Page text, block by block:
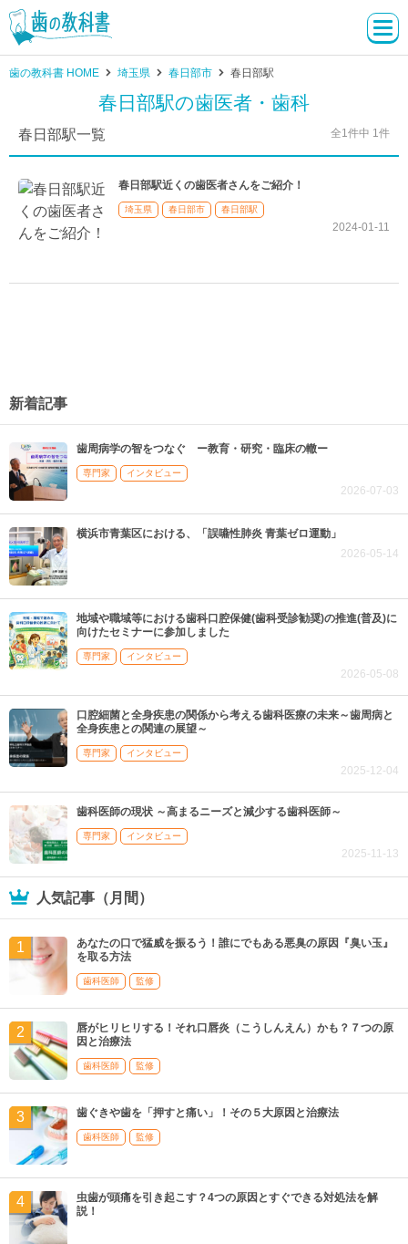
歯の教科書 HOME 埼玉県 春日部市 春日部駅
春日部駅の歯医者・歯科
春日部駅一覧 全1件中 1件
春日部駅近くの歯医者さんをご紹介！
埼玉県 春日部市 春日部駅
2024-01-11
新着記事
歯周病学の智をつなぐ ー教育・研究・臨床の轍ー
専門家 インタビュー
2026-07-03
横浜市青葉区における、「誤嚥性肺炎 青葉ゼロ運動」
2026-05-14
地域や職域等における歯科口腔保健(歯科受診勧奨)の推進(普及)に
向けたセミナーに参加しました
専門家 インタビュー
2026-05-08
口腔細菌と全身疾患の関係から考える歯科医療の未来～歯周病と
全身疾患との関連の展望～
専門家 インタビュー
2025-12-04
歯科医師の現状 ～高まるニーズと減少する歯科医師～
専門家 インタビュー
2025-11-13
人気記事（月間）
あなたの口で猛威を振るう！誰にでもある悪臭の原因『臭い玉』
を取る方法
歯科医師 監修
唇がヒリヒリする！それ口唇炎（こうしんえん）かも？７つの原
因と治療法
歯科医師 監修
歯ぐきや歯を「押すと痛い」！その５大原因と治療法
歯科医師 監修
虫歯が頭痛を引き起こす？4つの原因とすぐできる対処法を解
説！